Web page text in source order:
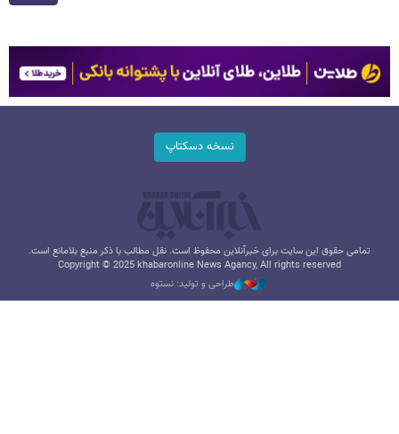
نسخه دسکتاپ
تمامی حقوق این سایت برای خبرآنلاین محفوظ است. نقل مطالب با ذکر منبع بلامانع است.
Copyright © 2025 khabaronline News Agancy, All rights reserved
طراحی و تولید: نستوه